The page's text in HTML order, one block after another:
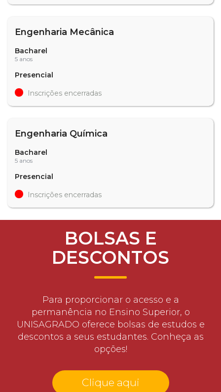
Engenharia Mecânica
Bacharel
5 anos
Presencial
Inscrições encerradas
Engenharia Química
Bacharel
5 anos
Presencial
Inscrições encerradas
BOLSAS E
DESCONTOS
Para proporcionar o acesso e a
permanência no Ensino Superior, o
UNISAGRADO oferece bolsas de estudos e
descontos a seus estudantes. Conheça as
opções!
Clique aqui